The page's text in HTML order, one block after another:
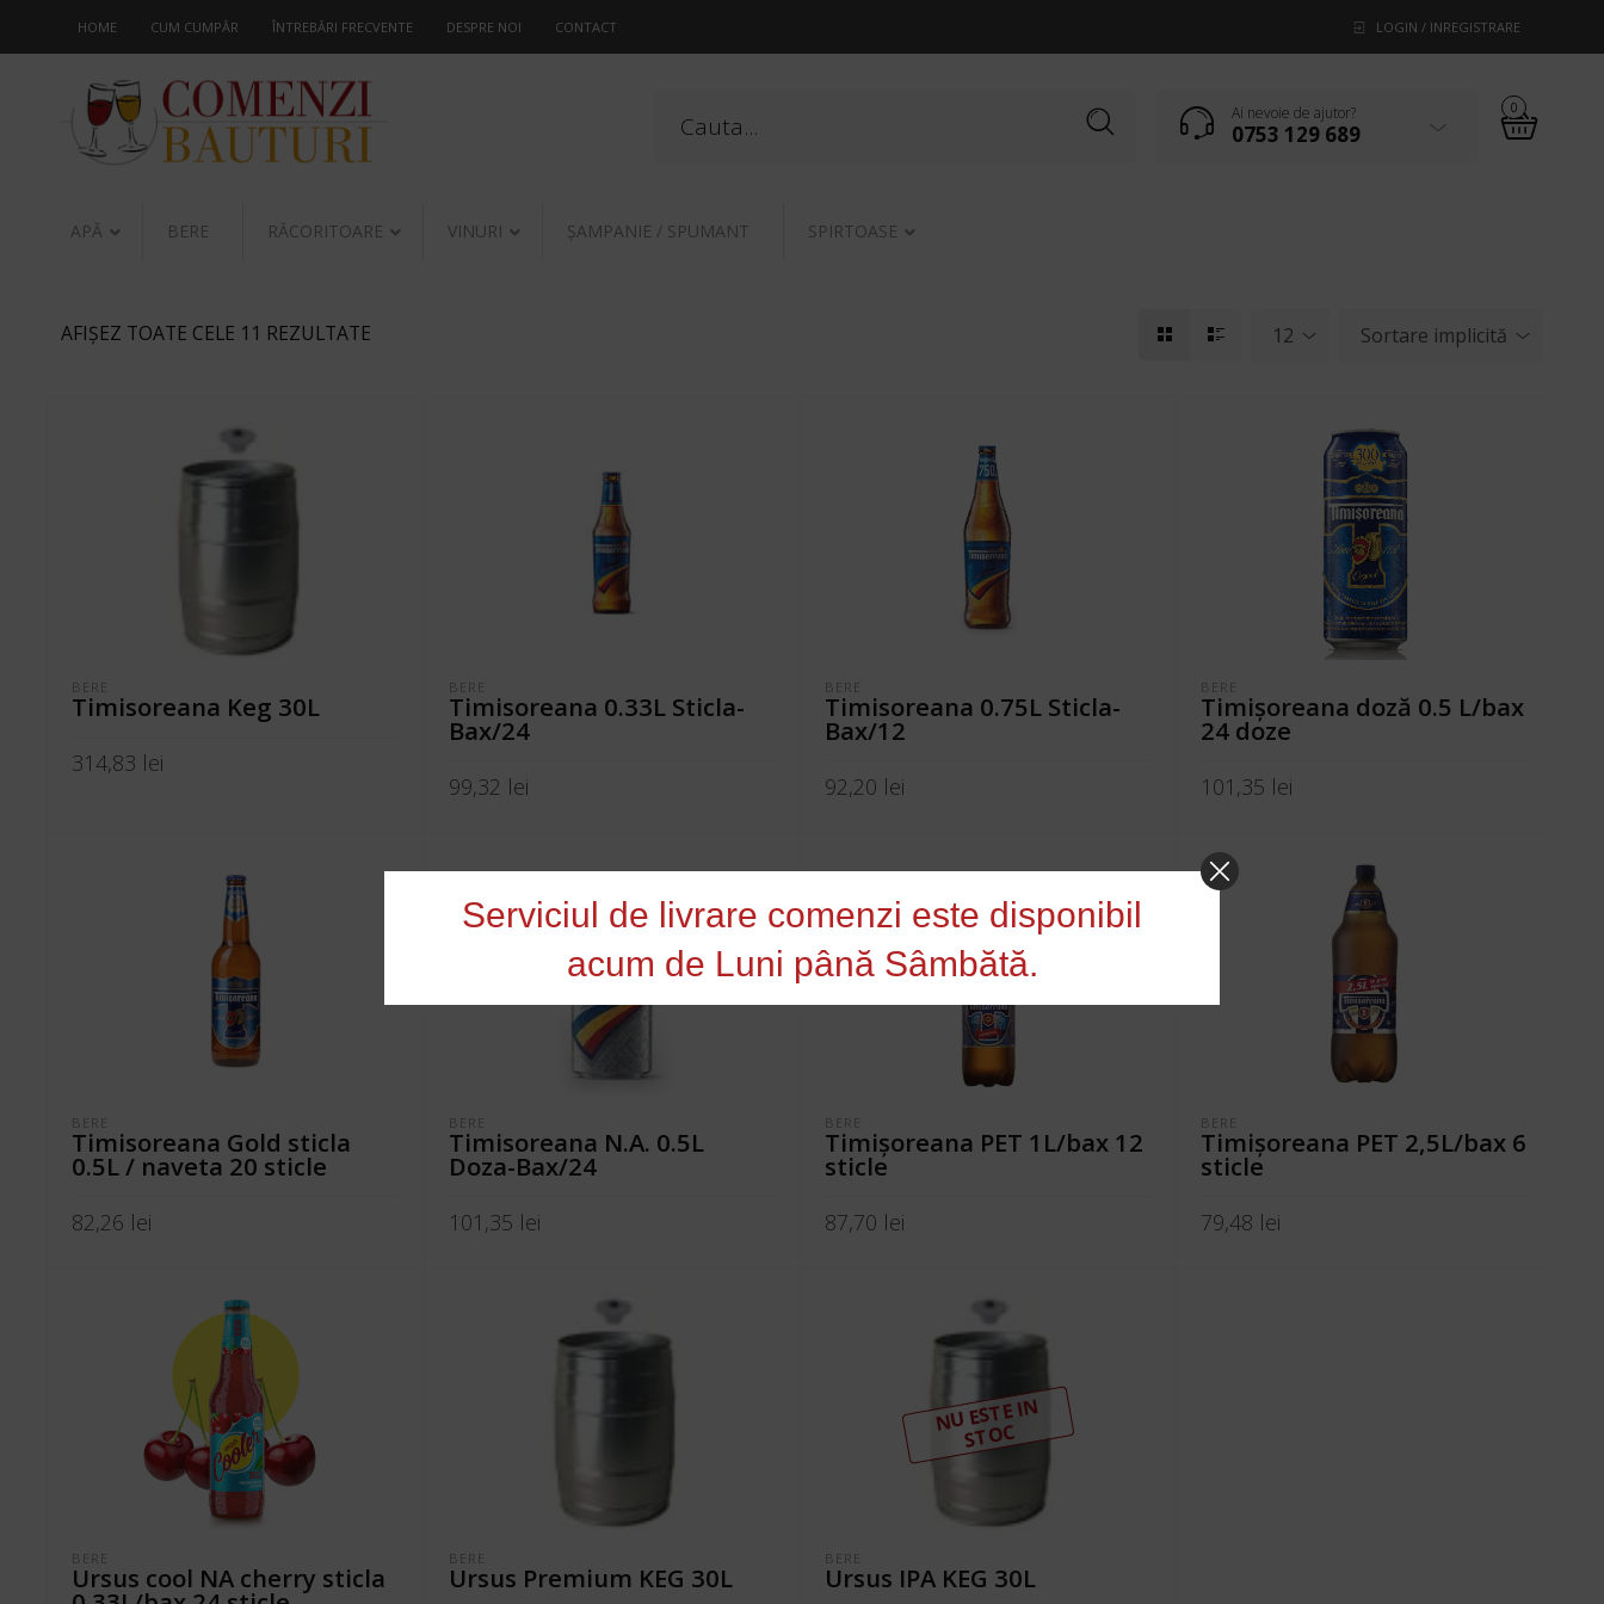
HOME CUM CUMPĂR ÎNTREBĂRI FRECVENTE DESPRE NOI CONTACT LOGIN / INREGISTRARE
Ai nevoie de ajutor?
0753 129 689
0
APĂ BERE RĂCORITOARE VINURI ŞAMPANIE / SPUMANT SPIRTOASE
AFIȘEZ TOATE CELE 11 REZULTATE 12 Sortare implicită
BERE
Timisoreana Keg 30L
314,83 lei
BERE
Timisoreana 0.33L Sticla-
Bax/24
99,32 lei
BERE
Timisoreana 0.75L Sticla-
Bax/12
92,20 lei
BERE
Timişoreana doză 0.5 L/bax
24 doze
101,35 lei
BERE
Timisoreana Gold sticla
0.5L / naveta 20 sticle
82,26 lei
BERE
Timisoreana N.A. 0.5L
Doza-Bax/24
101,35 lei
BERE
Timişoreana PET 1L/bax 12
sticle
87,70 lei
BERE
Timişoreana PET 2,5L/bax 6
sticle
79,48 lei
BERE
Ursus cool NA cherry sticla
BERE
Ursus Premium KEG 30L
N
U ESTE I
N
ST
OC
BERE
Ursus IPA KEG 30L
Serviciul de livrare comenzi este disponibil
acum de Luni până Sâmbătă.